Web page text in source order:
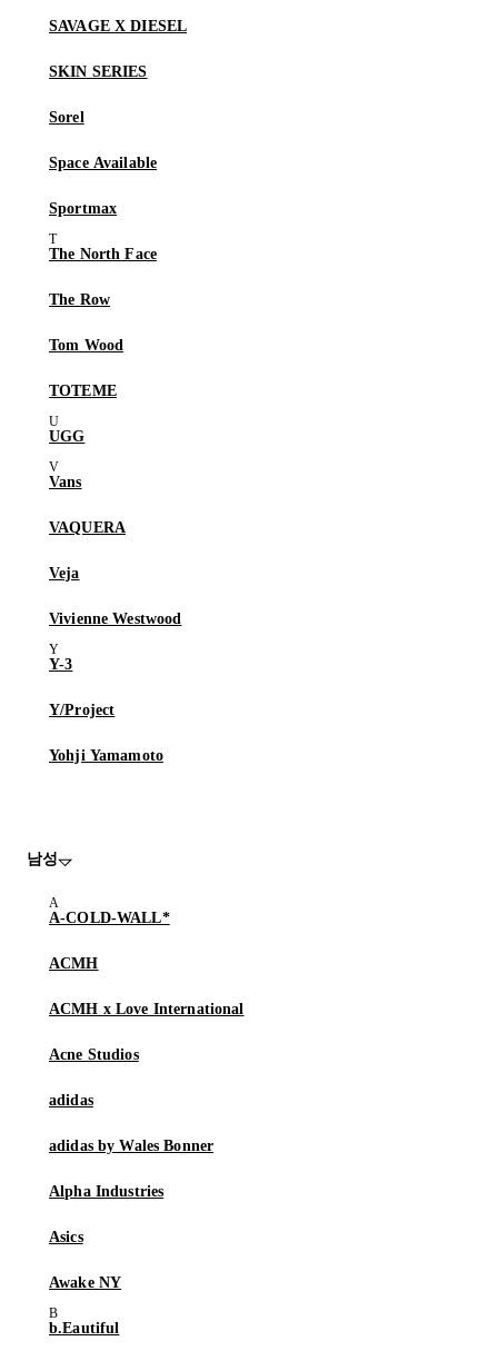
SAVAGE X DIESEL
SKIN SERIES
Sorel
Space Available
Sportmax
The North Face
The Row
Tom Wood
TOTEME
UGG
Vans
VAQUERA
Veja
Vivienne Westwood
Y-3
Y/Project
Yohji Yamamoto
남성
A-COLD-WALL*
ACMH
ACMH x Love International
Acne Studios
adidas
adidas by Wales Bonner
Alpha Industries
Asics
Awake NY
b.Eautiful